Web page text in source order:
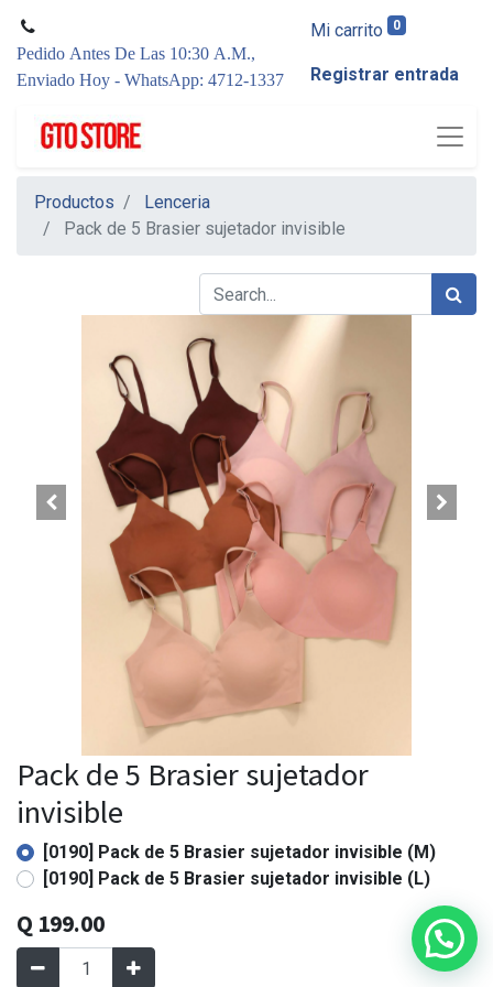
Pedido Antes De Las 10:30 A.M.,
Enviado Hoy - WhatsApp: 4712-1337
Mi carrito 0
Registrar entrada
Productos
Lenceria
Pack de 5 Brasier sujetador invisible
Pack de 5 Brasier sujetador
invisible
[0190] Pack de 5 Brasier sujetador invisible (M)
[0190] Pack de 5 Brasier sujetador invisible (L)
Q 199.00